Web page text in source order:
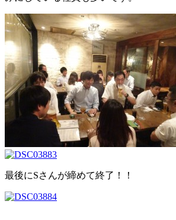
最後にSさんが締めて終了！！